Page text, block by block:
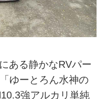
ある静かなRVパー
ゆーとろん水神の
強アルカリ単純